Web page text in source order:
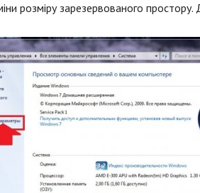
розміру зарезервованого